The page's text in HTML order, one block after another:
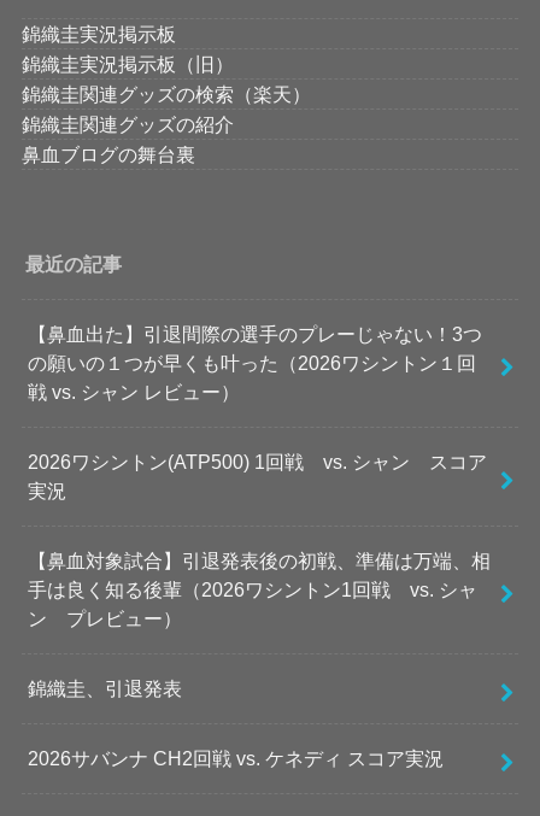
錦織圭実況掲示板
錦織圭実況掲示板（旧）
錦織圭関連グッズの検索（楽天）
錦織圭関連グッズの紹介
鼻血ブログの舞台裏
最近の記事
【鼻血出た】引退間際の選手のプレーじゃない！3つ
の願いの１つが早くも叶った（2026ワシントン１回
戦 vs. シャン レビュー）
2026ワシントン(ATP500) 1回戦 vs. シャン スコア
実況
【鼻血対象試合】引退発表後の初戦、準備は万端、相
手は良く知る後輩（2026ワシントン1回戦 vs. シャ
ン プレビュー）
錦織圭、引退発表
2026サバンナ CH2回戦 vs. ケネディ スコア実況